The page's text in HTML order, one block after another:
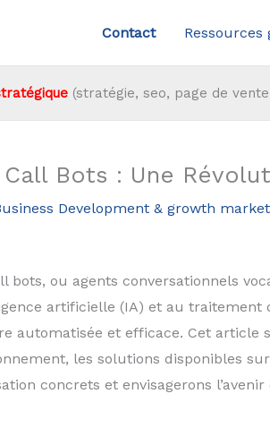
Contact Ressources
(stratégie, seo, page de
Call Bots : Une
Development & growth
bots, ou agents conversationnels
artificielle (IA) et au
automatisée et efficace. Cet article
les solutions disponibles
concrets et envisagerons